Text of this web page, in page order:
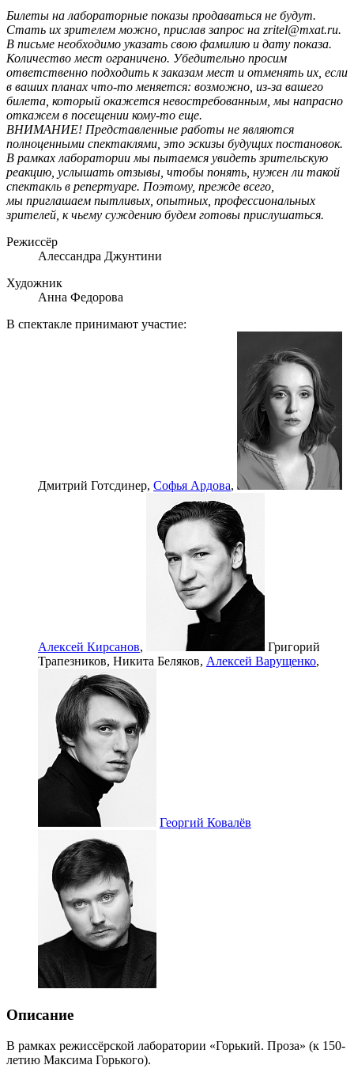
Билеты на лабораторные показы продаваться не будут.
Стать их зрителем можно, прислав запрос на zritel@mxat.ru.
В письме необходимо указать свою фамилию и дату показа.
Количество мест ограничено. Убедительно просим
ответственно подходить к заказам мест и отменять их, если
в ваших планах что-то меняется: возможно, из-за вашего
билета, который окажется невостребованным, мы напрасно
откажем в посещении кому-то еще.
ВНИМАНИЕ! Представленные работы не являются
полноценными спектаклями, это эскизы будущих постановок.
В рамках лаборатории мы пытаемся увидеть зрительскую
реакцию, услышать отзывы, чтобы понять, нужен ли такой
спектакль в репертуаре. Поэтому, прежде всего,
мы приглашаем пытливых, опытных, профессиональных
зрителей, к чьему суждению будем готовы прислушаться.
Режиссёр
Алессандра Джунтини
Художник
Анна Федорова
В спектакле принимают участие:
Дмитрий Готсдинер, Софья Ардова,
Алексей Кирсанов,
Григорий
Трапезников, Никита Беляков, Алексей Варущенко,
Георгий Ковалёв
Описание
В рамках режиссёрской лаборатории «Горький. Проза» (к 150-
летию Максима Горького).